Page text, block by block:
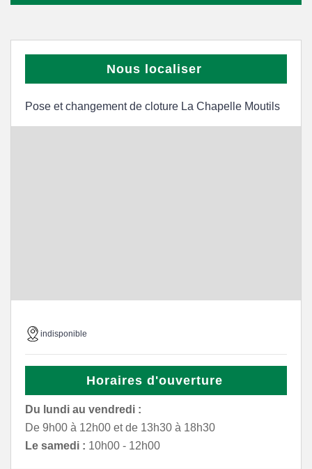
Nous localiser
Pose et changement de cloture La Chapelle Moutils
indisponible
Horaires d'ouverture
Du lundi au vendredi :
De 9h00 à 12h00 et de 13h30 à 18h30
Le samedi : 10h00 - 12h00